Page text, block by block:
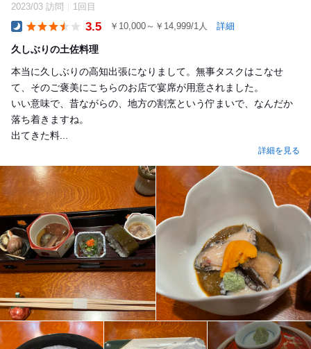
2023/03 訪問 1回目
3.5 ￥10,000～￥14,999/1人 詳細
久しぶりの土佐料理
本当に久しぶりの高知出張になりまして。無事タスクはこなせ
て、そのご褒美にこちらのお店で宴席が用意されました。
いい意味で、昔ながらの、地方の割烹という佇まいで、なんだか
落ち着きますね。
出てきた料...
詳細を見る